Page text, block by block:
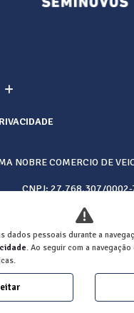
NOBRE COMERCIO DE
CNPJ: 27.768.307/
Seu bem maior é a
dados pessoais durante a
. Ao seguir com a